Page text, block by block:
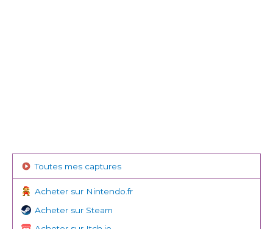
Toutes mes captures
Acheter sur Nintendo.fr
Acheter sur Steam